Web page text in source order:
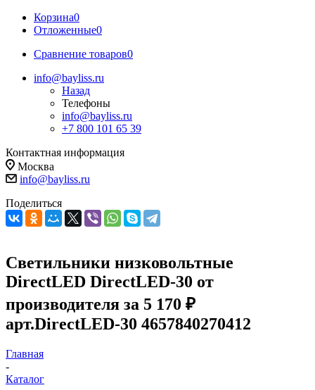
Корзина0
Отложенные0
Сравнение товаров0
info@bayliss.ru
Назад
Телефоны
info@bayliss.ru
+7 800 101 65 39
Контактная информация
Москва
info@bayliss.ru
Поделиться
Светильники низковольтные
DirectLED DirectLED-30 от
производителя за 5 170 ₽
арт.DirectLED-30 4657840270412
Главная
-
Каталог